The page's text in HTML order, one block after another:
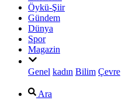
Öykü-Şiir
Gündem
Dünya
Spor
Magazin
Genel kadın Bilim Çevre
Ara